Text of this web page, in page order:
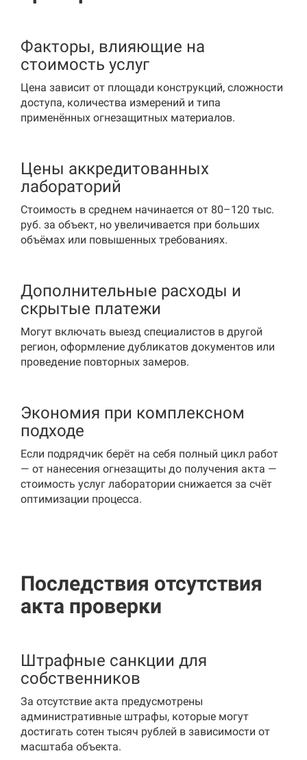
Факторы, влияющие на
стоимость услуг
Цена зависит от площади конструкций, сложности
доступа, количества измерений и типа
применённых огнезащитных материалов.
Цены аккредитованных
лабораторий
Стоимость в среднем начинается от 80–120 тыс.
руб. за объект, но увеличивается при больших
объёмах или повышенных требованиях.
Дополнительные расходы и
скрытые платежи
Могут включать выезд специалистов в другой
регион, оформление дубликатов документов или
проведение повторных замеров.
Экономия при комплексном
подходе
Если подрядчик берёт на себя полный цикл работ
— от нанесения огнезащиты до получения акта —
стоимость услуг лаборатории снижается за счёт
оптимизации процесса.
Последствия отсутствия
акта проверки
Штрафные санкции для
собственников
За отсутствие акта предусмотрены
административные штрафы, которые могут
достигать сотен тысяч рублей в зависимости от
масштаба объекта.